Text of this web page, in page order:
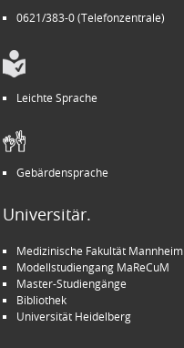
0621/383-0 (Telefonzentrale)
Leichte Sprache
Gebärdensprache
Universitär.
Medizinische Fakultät Mannheim
Modellstudiengang MaReCuM
Master-Studiengänge
Bibliothek
Universität Heidelberg